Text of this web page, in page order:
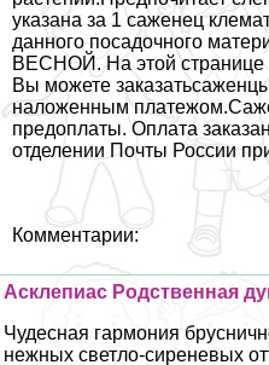
указана за 1 саженец
данного посадочного
ВЕСНОЙ. На этой странице
Вы можете
наложенным
предоплаты. Оплата
отделении Почты России
Комментарии:
Асклепиас Родственная
Чудесная гармония
нежных светло-сиреневых